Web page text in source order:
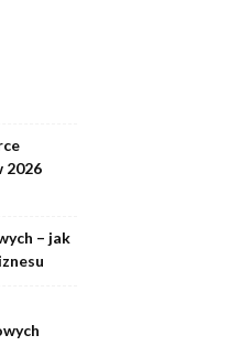
2026
– jak